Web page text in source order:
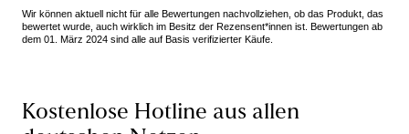
Wir können aktuell nicht für alle Bewertungen nachvollziehen, ob das Produkt, das
bewertet wurde, auch wirklich im Besitz der Rezensent*innen ist. Bewertungen ab
dem 01. März 2024 sind alle auf Basis verifizierter Käufe.
Kostenlose Hotline aus allen